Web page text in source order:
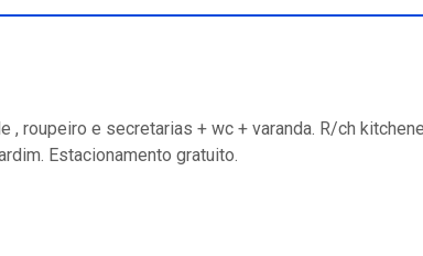
, roupeiro e secretarias + wc + varanda. R/ch
Estacionamento gratuito.